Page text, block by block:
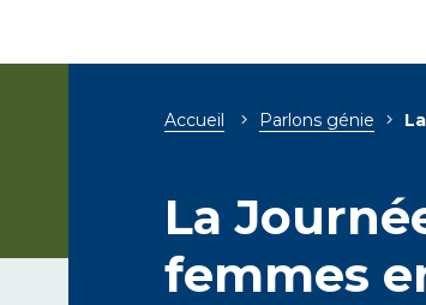
Breadcrumb
Accueil Parlons génie
La
femmes